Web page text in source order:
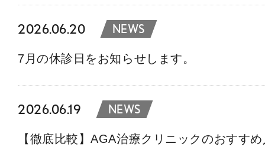
2026.06.20 NEWS
7月の休診日をお知らせします。
2026.06.19 NEWS
【徹底比較】AGA治療クリニックのおすす